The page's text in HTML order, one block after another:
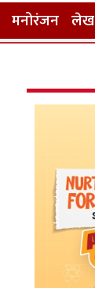
मनोरंजन लेख